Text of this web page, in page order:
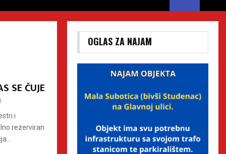
SE ČUJE
i
rezerviran
OGLAS ZA NAJAM